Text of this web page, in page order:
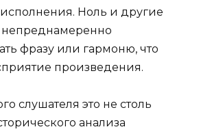
Ноль и другие
непреднамеренно
фразу или гармоню, что
произведения.
слушателя это не столь
анализа